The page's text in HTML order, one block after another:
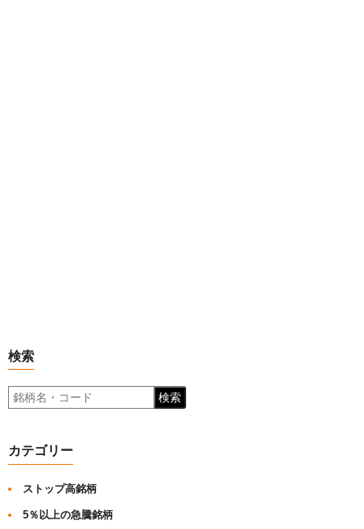
検索
検索
カテゴリー
ストップ高銘柄
5％以上の急騰銘柄